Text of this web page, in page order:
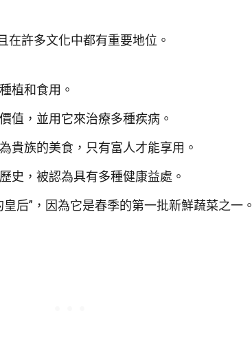
在許多文化中都有重要地位。
植和食用。
值，並用它來治療多種疾病。
貴族的美食，只有富人才能享用。
史，被認為具有多種健康益處。
后”，因為它是春季的第一批新鮮蔬菜之一。